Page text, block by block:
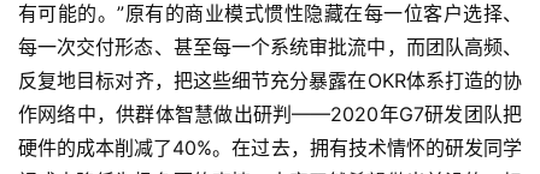
有可能的。”原有的商业模式惯性隐藏在每一位客户选择、
每一次交付形态、甚至每一个系统审批流中，而团队高频、
反复地目标对齐，把这些细节充分暴露在OKR体系打造的协
作网络中，供群体智慧做出研判——2020年G7研发团队把
硬件的成本削减了40%。在过去，拥有技术情怀的研发同学